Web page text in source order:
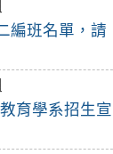
編班名單，請
育學系招生宣